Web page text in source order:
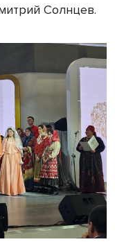
Солнцев.